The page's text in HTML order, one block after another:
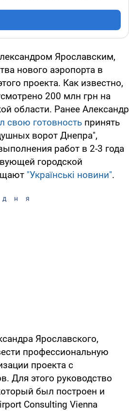
Ярославским,
нового аэропорта в
проекта. Как известно,
200 млн грн на
области. Ранее Александр
свою готовность принять
ворот Днепра",
работ в 2-3 года
городской
"Українські новини".
Ярославского,
профессиональную
проекта с
Для этого руководство
был построен и
Consulting Vienna